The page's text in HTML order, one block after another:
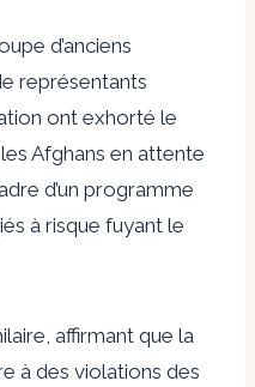
d’anciens
représentants
ont exhorté le
Afghans en attente
d’un programme
à risque fuyant le
affirmant que la
à des violations des